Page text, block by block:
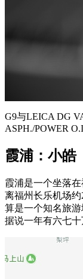
G9与LEICA DG
ASPH./POWER
霞浦：小皓
霞浦是一个坐落
离福州长乐机场
算是一个知名旅
据说一年有六七十